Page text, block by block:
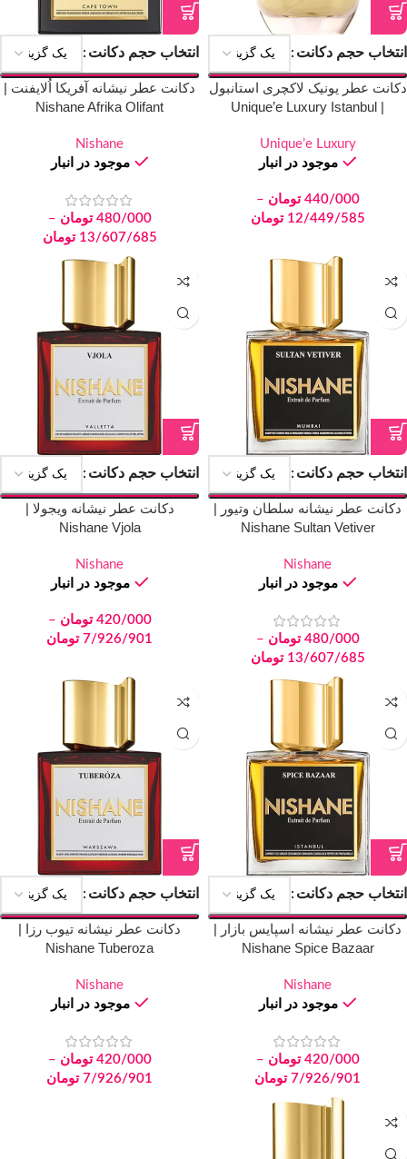
انتخاب حجم دکانت
دکانت عطر یونیک لاکچری استانبول
| Unique’e Luxury Istanbul
Unique’e Luxury
موجود در انبار
440/000 تومان –
12/449/585 تومان
انتخاب حجم دکانت
دکانت عطر نیشانه آفریکا اُلایفنت |
Nishane Afrika Olifant
Nishane
موجود در انبار
480/000 تومان –
13/607/685 تومان
انتخاب حجم دکانت
دکانت عطر نیشانه سلطان وتیور |
Nishane Sultan Vetiver
Nishane
موجود در انبار
480/000 تومان –
13/607/685 تومان
انتخاب حجم دکانت
دکانت عطر نیشانه ویجولا |
Nishane Vjola
Nishane
موجود در انبار
420/000 تومان –
7/926/901 تومان
انتخاب حجم دکانت
دکانت عطر نیشانه اسپایس بازار |
Nishane Spice Bazaar
Nishane
موجود در انبار
420/000 تومان –
7/926/901 تومان
انتخاب حجم دکانت
دکانت عطر نیشانه تیوب رزا |
Nishane Tuberoza
Nishane
موجود در انبار
420/000 تومان –
7/926/901 تومان